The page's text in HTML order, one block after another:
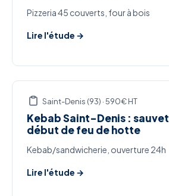
Pizzeria 45 couverts, four à bois
Lire l'étude →
Saint-Denis (93) · 590€ HT
Kebab Saint-Denis :
début de feu de hotte
Kebab/sandwicherie, ouverture 24h
Lire l'étude →